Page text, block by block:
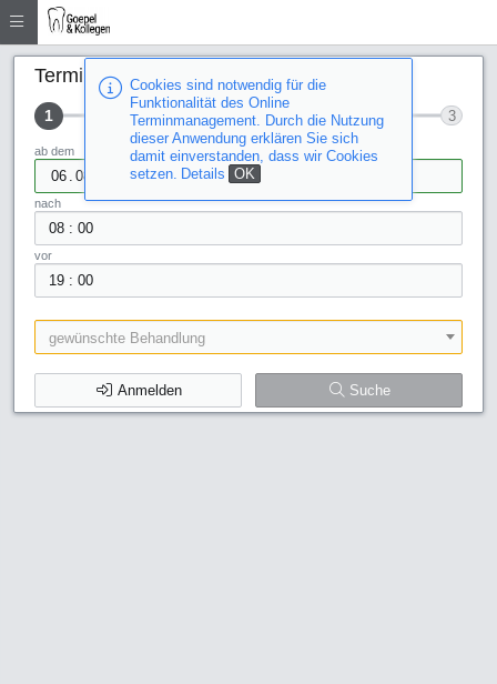
Cookies sind notwendig für die
Funktionalität des Online
Terminmanagement. Durch die Nutzung
dieser Anwendung erklären Sie sich
damit einverstanden, dass wir Cookies
setzen. Details OK
Terminsuche
1 2 3
ab dem
:
nach
:
vor
gewünschte Behandlung
Anmelden Suche